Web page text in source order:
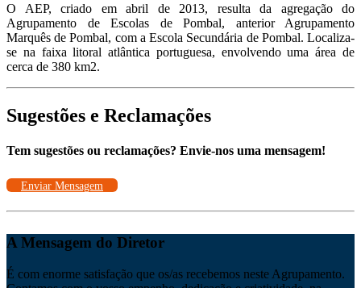
O AEP, criado em abril de 2013, resulta da agregação do
Agrupamento de Escolas de Pombal, anterior Agrupamento
Marquês de Pombal, com a Escola Secundária de Pombal. Localiza-
se na faixa litoral atlântica portuguesa, envolvendo uma área de
cerca de 380 km2.
Sugestões e Reclamações
Tem sugestões ou reclamações? Envie-nos uma mensagem!
Enviar Mensagem
A Mensagem do Diretor
É com enorme satisfação que os/as recebemos neste Agrupamento.